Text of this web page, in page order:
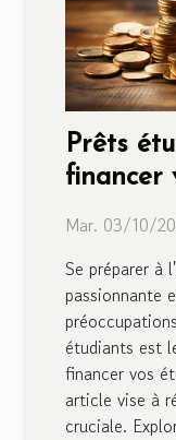
Prêts
financer
Mar. 03/10/
Se préparer à
passionnante
étudiants est
financer vos
article vise à
cruciale.